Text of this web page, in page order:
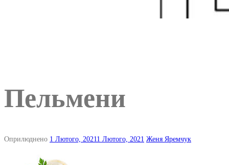
Пельмени
Оприлюднено 1 Лютого, 20211 Лютого, 2021 Женя Яремчук